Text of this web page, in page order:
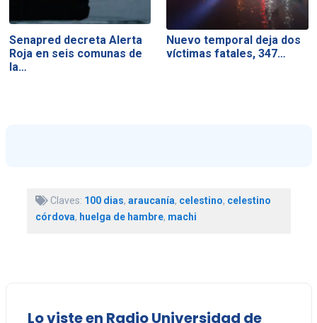
Senapred decreta Alerta
Roja en seis comunas de
la…
Nuevo temporal deja dos
víctimas fatales, 347…
Claves: 100 dias, araucanía, celestino, celestino
córdova, huelga de hambre, machi
Lo viste en Radio Universidad de